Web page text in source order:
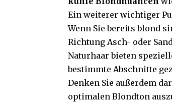
Ein weiterer wichtiger
Wenn Sie bereits blond
Richtung Asch- oder
Naturhaar bieten
bestimmte Abschnitte
Denken Sie außerdem
optimalen Blondton